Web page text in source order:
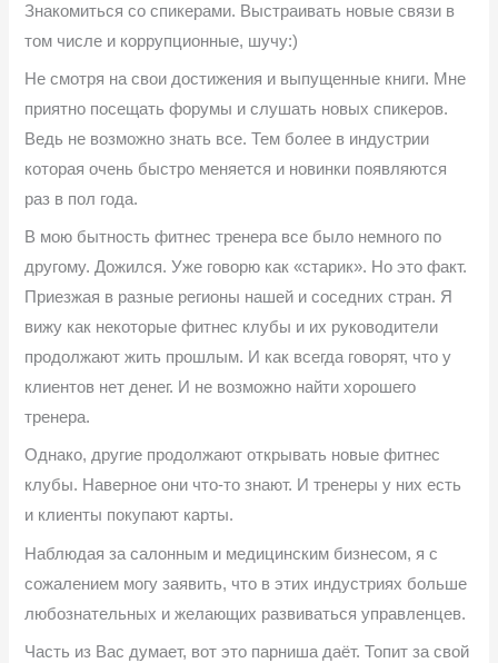
Знакомиться со спикерами. Выстраивать новые связи в
том числе и коррупционные, шучу:)
Не смотря на свои достижения и выпущенные книги. Мне
приятно посещать форумы и слушать новых спикеров.
Ведь не возможно знать все. Тем более в индустрии
которая очень быстро меняется и новинки появляются
раз в пол года.
В мою бытность фитнес тренера все было немного по
другому. Дожился. Уже говорю как «старик». Но это факт.
Приезжая в разные регионы нашей и соседних стран. Я
вижу как некоторые фитнес клубы и их руководители
продолжают жить прошлым. И как всегда говорят, что у
клиентов нет денег. И не возможно найти хорошего
тренера.
Однако, другие продолжают открывать новые фитнес
клубы. Наверное они что-то знают. И тренеры у них есть
и клиенты покупают карты.
Наблюдая за салонным и медицинским бизнесом, я с
сожалением могу заявить, что в этих индустриях больше
любознательных и желающих развиваться управленцев.
Часть из Вас думает, вот это парниша даёт. Топит за свой